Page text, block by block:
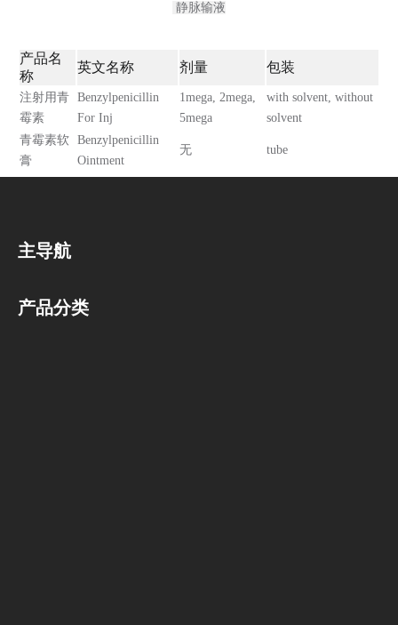
静脉输液
产品名
称
英文名称 剂量 包装
注射用青
霉素
Benzylpenicillin
For Inj
1mega, 2mega,
5mega
with solvent, without
solvent
青霉素软
膏
Benzylpenicillin
Ointment
无 tube
主导航
产品分类